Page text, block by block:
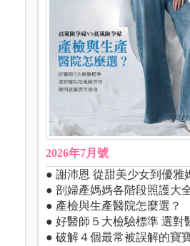
2026年7月號
● 謝沛恩 從甜美少女到優雅
● 剖婦產媽媽各階段照護大
● 產檢與生產醫院怎麼選？
● 好醫師５大檢驗標準 選對
● 破解４個最常被誤解的寶